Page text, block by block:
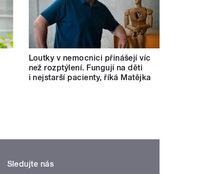
Loutky v nemocnici přinášejí víc
než rozptýlení. Fungují na děti
i nejstarší pacienty, říká Matějka
Sledujte nás